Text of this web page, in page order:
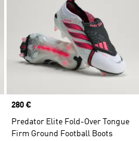
Price
280 €
Predator Elite Fold-Over Tongue
Firm Ground Football Boots